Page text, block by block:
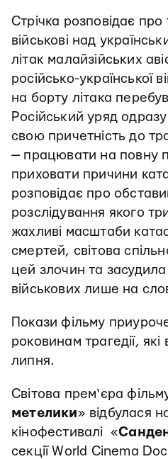
Стрічка розповідає про
військові над
літак малайзійських
російсько-української
на борту літака
Російський уряд
свою причетність до
— працювати на повну
приховати причини
розповідає про
розслідування якого
жахливі масштаби
смертей, світова
цей злочин та засудила
військових лише на
Покази фільму
роковинам трагедії, які
липня.
Світова прем‘єра
метелики» відбулася
кінофестивалі «
секції World Cinema